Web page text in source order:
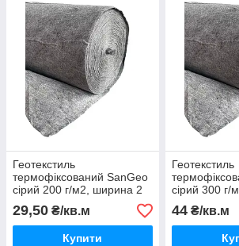
Геотекстиль
термофіксований SanGeo
сірий 200 г/м2, ширина 2
м
29,50 ₴/кв.м
Купити
Геотекстиль
сірий 300
м
44₴/кв.м